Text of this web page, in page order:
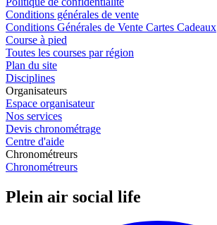
Conditions générales de vente
Conditions Générales de Vente Cartes Cadeaux
Course à pied
Toutes les courses par région
Plan du site
Disciplines
Organisateurs
Espace organisateur
Nos services
Devis chronométrage
Centre d'aide
Chronométreurs
Chronométreurs
Plein air social life